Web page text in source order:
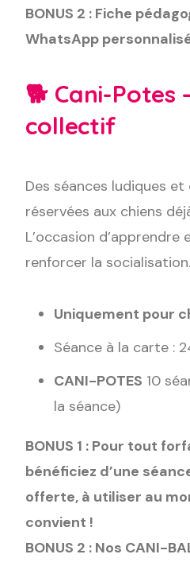
BONUS 2 : Fiche
WhatsApp
🐕 Cani-Potes
collectif
Des séances ludiques et
réservées aux chiens
L’occasion
renforcer la socialisation.
Uniquement pour
Séance à la carte :
CANI-POTES 10
la séance)
BONUS 1 : Pour tout
bénéficiez d’une
offerte, à utiliser au
convient !
BONUS 2 : Nos CANI-